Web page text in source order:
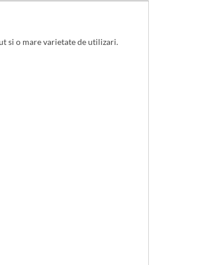
si o mare varietate de utilizari.